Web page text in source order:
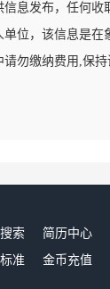
信息发布，任何收
位，该信息是在
勿缴纳费用,保持
索 简历中心
准
金币充值